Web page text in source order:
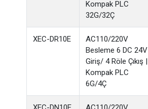
Kompak PLC
32G/32Ç
XEC-DR10E
AC110/220V
Besleme 6 DC 24V
Giriş/ 4 Röle Çıkış |
Kompak PLC
6G/4Ç